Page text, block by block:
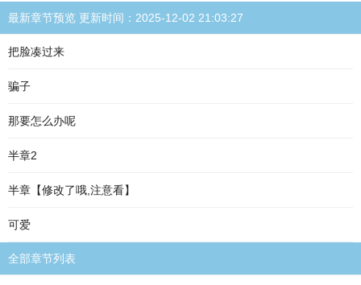
最新章节预览 更新时间：2025-12-02 21:03:27
把脸凑过来
骗子
那要怎么办呢
半章2
半章【修改了哦,注意看】
可爱
全部章节列表